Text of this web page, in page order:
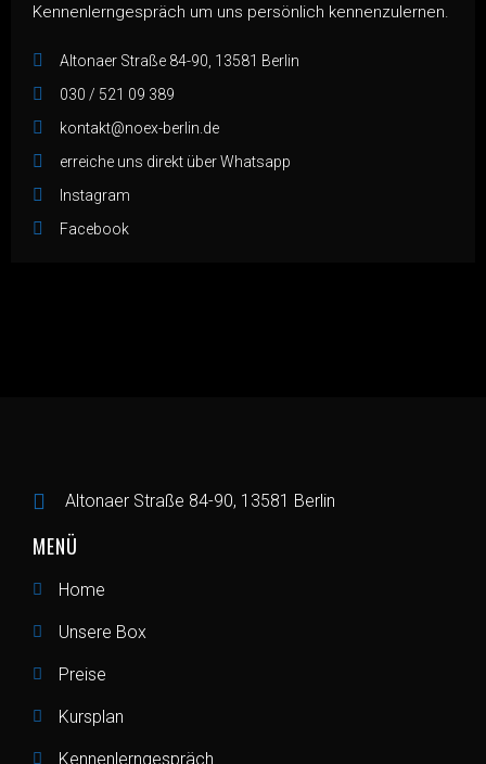
Kennenlerngespräch um uns persönlich kennenzulernen.
Altonaer Straße 84-90, 13581 Berlin
030 / 521 09 389
kontakt@noex-berlin.de
erreiche uns direkt über Whatsapp
Instagram
Facebook
Altonaer Straße 84-90, 13581 Berlin
MENÜ
Home
Unsere Box
Preise
Kursplan
Kennenlerngespräch